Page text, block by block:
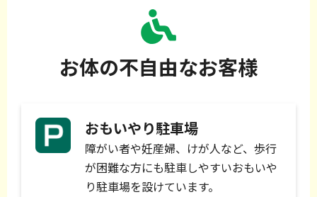
お体の不自由なお客様
おもいやり駐車場
障がい者や妊産婦、けが人など、歩行
が困難な方にも駐車しやすいおもいや
り駐車場を設けています。